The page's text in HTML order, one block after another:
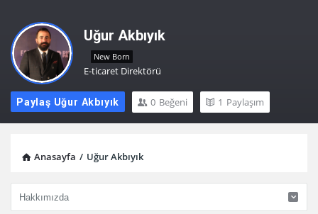
Uğur Akbıyık
New Born
E-ticaret Direktörü
Paylaş Uğur Akbıyık 0 Beğeni 1 Paylaşım
Anasayfa / Uğur Akbıyık